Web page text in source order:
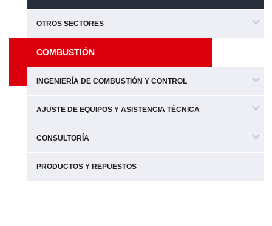
OTROS SECTORES
COMBUSTIÓN
INGENIERÍA DE COMBUSTIÓN Y CONTROL
AJUSTE DE EQUIPOS Y ASISTENCIA TÉCNICA
CONSULTORÍA
PRODUCTOS Y REPUESTOS